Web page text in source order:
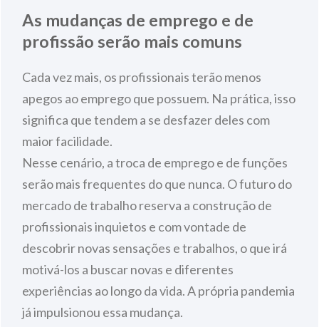
As mudanças de emprego e de
profissão serão mais comuns
Cada vez mais, os profissionais terão menos
apegos ao emprego que possuem. Na prática, isso
significa que tendem a se desfazer deles com
maior facilidade.
Nesse cenário, a troca de emprego e de funções
serão mais frequentes do que nunca. O futuro do
mercado de trabalho reserva a construção de
profissionais inquietos e com vontade de
descobrir novas sensações e trabalhos, o que irá
motivá-los a buscar novas e diferentes
experiências ao longo da vida. A própria pandemia
já impulsionou essa mudança.